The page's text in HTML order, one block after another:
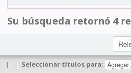
Su búsqueda retornó 4
| | Seleccionar títulos para: